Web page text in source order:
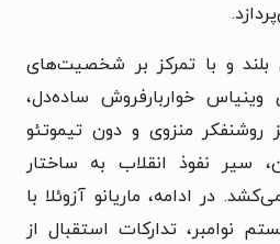
و با تمرکز بر شخصیت‌های
خواربارفروش ساده‌دل،
روشنفکر منزوی و دون تیموتئو
سیر نفوذ انقلاب به ساختار
در ادامه، ماریانو آزوئلا با
نوامبر، تدارکات استقبال از